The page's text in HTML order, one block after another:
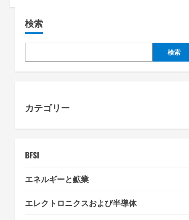
v
i
g
t
i
n
検索
検索
カテゴリー
BFSI
エネルギーと鉱業
エレクトロニクスおよび半導体